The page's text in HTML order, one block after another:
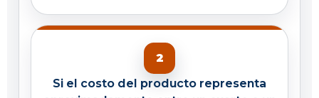
Si el costo del producto representa